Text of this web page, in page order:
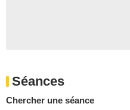
Séances
Chercher une séance